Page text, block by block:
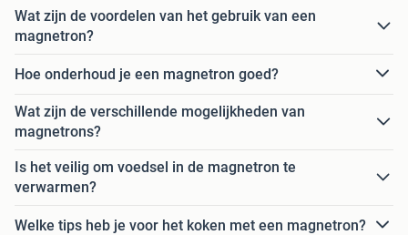
Wat zijn de voordelen van het gebruik van een
magnetron?
Hoe onderhoud je een magnetron goed?
Wat zijn de verschillende mogelijkheden van
magnetrons?
Is het veilig om voedsel in de magnetron te
verwarmen?
Welke tips heb je voor het koken met een magnetron?